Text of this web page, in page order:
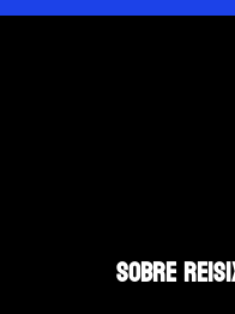
SOBRE